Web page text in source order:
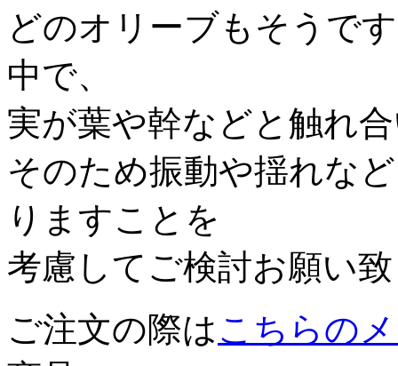
どのオリーブもそうで
中で、
実が葉や幹などと触れ
そのため振動や揺れな
りますことを
考慮してご検討お願い
ご注文の際はこちらの